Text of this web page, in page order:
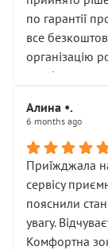
по гарантії
все
організацію
сервіс.
Алина •.
6 months ago
Приїжджала
сервісу
пояснили
увагу.
Комфортна